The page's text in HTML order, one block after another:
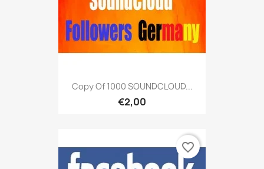
Copy Of 1000 SOUNDCLOUD...
€2,00
favorite_border